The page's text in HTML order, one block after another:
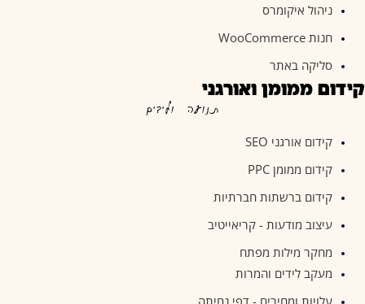
ניהול איקומרס
חנות WooCommerce
סליקה באתר
קידום ממומן ואורגני
תנועה ולידים
קידום אורגני SEO
קידום ממומן PPC
קידום ברשתות חברתיות
עיצוב מודעות - קריאייטיב
מחקר מילות מפתח
מעקב לידים והמרות
עלויות ומחירים - דפי נחיתה